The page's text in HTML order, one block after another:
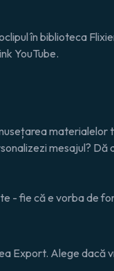
în biblioteca
YouTube.
mesajul?
fie că e vorba de
Export. Alege dacă